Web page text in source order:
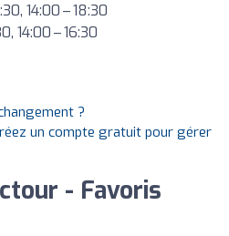
14:00 – 18:30
14:00 – 16:30
?
un compte gratuit pour gérer
- Favoris